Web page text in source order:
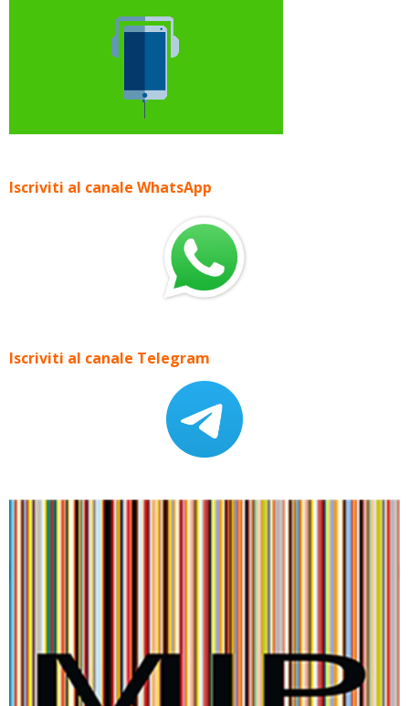
Iscriviti al canale WhatsApp
Iscriviti al canale Telegram